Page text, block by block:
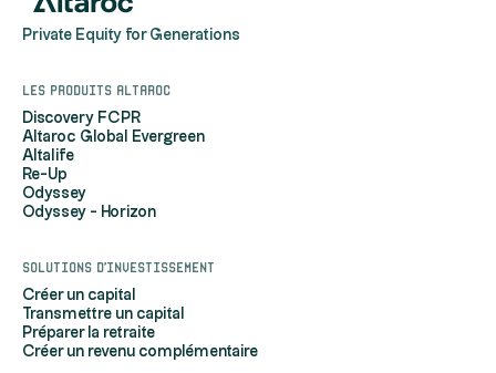
Private Equity for Generations
Les produits Altaroc
Discovery FCPR
Altaroc Global Evergreen
Altalife
Re-Up
Odyssey
Odyssey - Horizon
Solutions d'investissement
Créer un capital
Transmettre un capital
Préparer la retraite
Créer un revenu complémentaire